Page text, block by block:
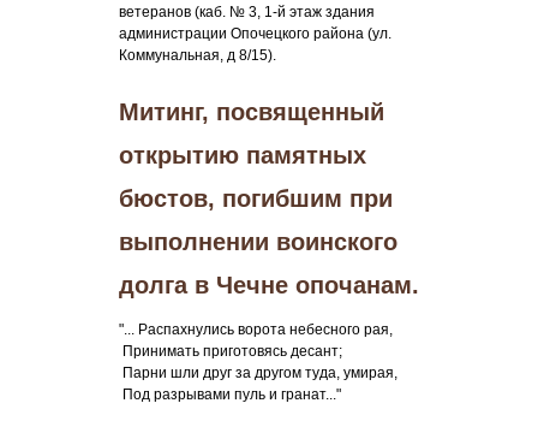
ветеранов (каб. № 3, 1-й этаж здания
администрации Опочецкого района (ул.
Коммунальная, д 8/15).
Митинг, посвященный
открытию памятных
бюстов, погибшим при
выполнении воинского
долга в Чечне опочанам.
"... Распахнулись ворота небесного рая,
Принимать приготовясь десант;
Парни шли друг за другом туда, умирая,
Под разрывами пуль и гранат..."